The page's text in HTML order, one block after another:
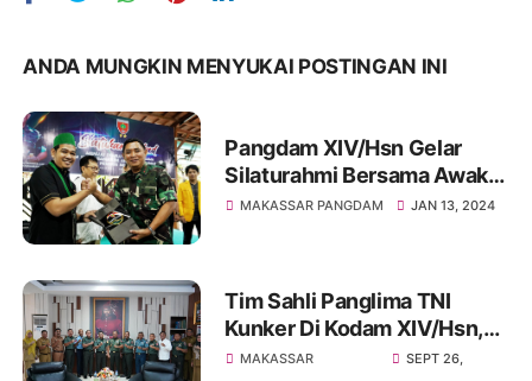
ANDA MUNGKIN MENYUKAI POSTINGAN INI
Pangdam XIV/Hsn Gelar
Silaturahmi Bersama Awak
Media, Ormas, BEM serta
Aman dan Damai
MAKASSAR PANGDAM JAN 13, 2024
Tim Sahli Panglima TNI
Kunker Di Kodam XIV/Hsn,
Bahas Peran TNI Dalam
MAKASSAR
SEPT 26,